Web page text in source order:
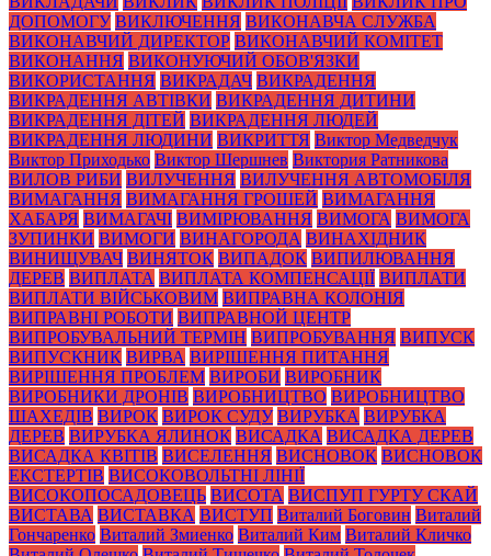
ДОПОМОГУ ВИКЛЮЧЕННЯ ВИКОНАВЧА СЛУЖБА
ВИКОНАВЧИЙ ДИРЕКТОР ВИКОНАВЧИЙ КОМІТЕТ
ВИКОНАННЯ ВИКОНУЮЧИЙ ОБОВ'ЯЗКИ
ВИКОРИСТАННЯ ВИКРАДАЧ ВИКРАДЕННЯ
ВИКРАДЕННЯ АВТІВКИ ВИКРАДЕННЯ ДИТИНИ
ВИКРАДЕННЯ ДІТЕЙ ВИКРАДЕННЯ ЛЮДЕЙ
ВИКРАДЕННЯ ЛЮДИНИ ВИКРИТТЯ Виктор Медведчук
Виктор Приходько Виктор Шершнев Виктория Ратникова
ВИЛОВ РИБИ ВИЛУЧЕННЯ ВИЛУЧЕННЯ АВТОМОБІЛЯ
ВИМАГАННЯ ВИМАГАННЯ ГРОШЕЙ ВИМАГАННЯ
ХАБАРЯ ВИМАГАЧІ ВИМІРЮВАННЯ ВИМОГА ВИМОГА
ЗУПИНКИ ВИМОГИ ВИНАГОРОДА ВИНАХІДНИК
ВИНИЩУВАЧ ВИНЯТОК ВИПАДОК ВИПИЛЮВАННЯ
ДЕРЕВ ВИПЛАТА ВИПЛАТА КОМПЕНСАЦІЇ ВИПЛАТИ
ВИПЛАТИ ВІЙСЬКОВИМ ВИПРАВНА КОЛОНІЯ
ВИПРАВНІ РОБОТИ ВИПРАВНОЙ ЦЕНТР
ВИПРОБУВАЛЬНИЙ ТЕРМІН ВИПРОБУВАННЯ ВИПУСК
ВИПУСКНИК ВИРВА ВИРІШЕННЯ ПИТАННЯ
ВИРІШЕННЯ ПРОБЛЕМ ВИРОБИ ВИРОБНИК
ВИРОБНИКИ ДРОНІВ ВИРОБНИЦТВО ВИРОБНИЦТВО
ШАХЕДІВ ВИРОК ВИРОК СУДУ ВИРУБКА ВИРУБКА
ДЕРЕВ ВИРУБКА ЯЛИНОК ВИСАДКА ВИСАДКА ДЕРЕВ
ВИСАДКА КВІТІВ ВИСЕЛЕННЯ ВИСНОВОК ВИСНОВОК
ЕКСТЕРТІВ ВИСОКОВОЛЬТНІ ЛІНІЇ
ВИСОКОПОСАДОВЕЦЬ ВИСОТА ВИСПУП ГУРТУ СКАЙ
ВИСТАВА ВИСТАВКА ВИСТУП Виталий Боговин Виталий
Гончаренко Виталий Змиенко Виталий Ким Виталий Кличко